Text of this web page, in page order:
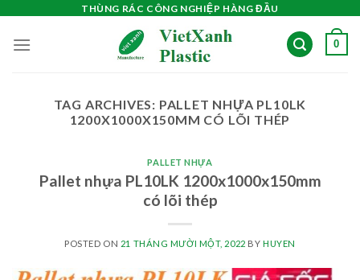
content
THÙNG RÁC CÔNG NGHIỆP HÀNG ĐẦU
0
TAG ARCHIVES: PALLET NHỰA PL10LK
1200X1000X150MM CÓ LÕI THÉP
PALLET NHỰA
Pallet nhựa PL10LK 1200x1000x150mm
có lõi thép
POSTED ON 21 THÁNG MƯỜI MỘT, 2022 BY HUYEN